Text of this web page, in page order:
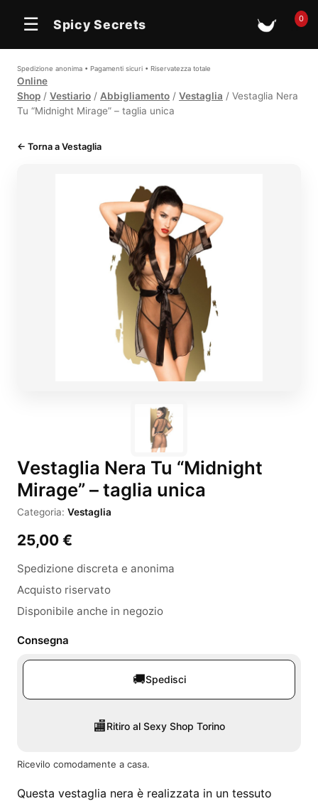
☰ Spicy Secrets 🛒0
Spedizione anonima • Pagamenti sicuri • Riservatezza totale
Online
Shop / Vestiario / Abbigliamento / Vestaglia / Vestaglia Nera
Tu “Midnight Mirage” – taglia unica
← Torna a Vestaglia
Vestaglia Nera Tu “Midnight
Mirage” – taglia unica
Categoria: Vestaglia
25,00 €
Spedizione discreta e anonima
Acquisto riservato
Disponibile anche in negozio
Consegna
🚚Spedisci
🏬Ritiro al Sexy Shop Torino
Ricevilo comodamente a casa.
Questa vestaglia nera è realizzata in un tessuto